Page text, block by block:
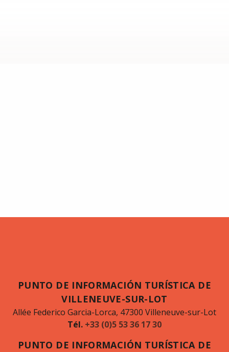
PUNTO DE INFORMACIÓN TURÍSTICA DE
VILLENEUVE-SUR-LOT
Allée Federico Garcia-Lorca, 47300 Villeneuve-sur-Lot
Tél. +33 (0)5 53 36 17 30
PUNTO DE INFORMACIÓN TURÍSTICA DE